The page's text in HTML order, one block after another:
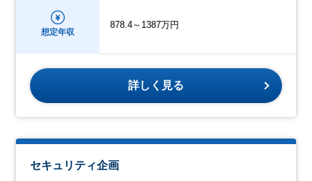
想定年収
878.4～1387万円
詳しく見る
セキュリティ企画